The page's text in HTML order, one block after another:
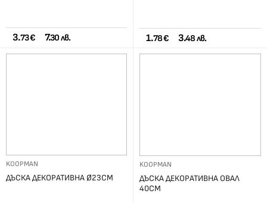
3.73 € 7.30 лв. 1.78 € 3.48 лв.
KOOPMAN
ДЪСКА ДЕКОРАТИВНА Ø23СМ
KOOPMAN
ДЪСКА ДЕКОРАТИВНА ОВАЛ
40СМ